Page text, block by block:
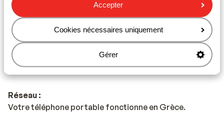
Accepter
Cookies nécessaires uniquement
Gérer
Eau :
Il est déconseillé de boire l'eau de robinet.
Alimentation :
Les plats typiques sont le Souvlaki, le Tzatziki et la
Réseau :
Votre téléphone portable fonctionne en Grèce.